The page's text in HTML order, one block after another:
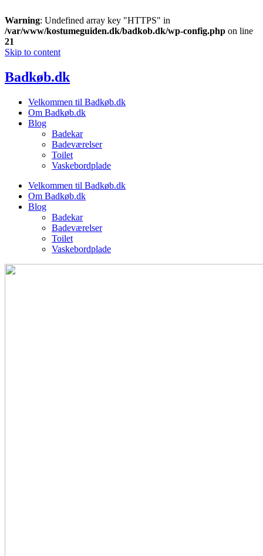
Warning: Undefined array key "HTTPS" in
/var/www/kostumeguiden.dk/badkob.dk/wp-config.php on line
21
Skip to content
Badkøb.dk
Velkommen til Badkøb.dk
Om Badkøb.dk
Blog
Badekar
Badeværelser
Toilet
Vaskebordplade
Velkommen til Badkøb.dk
Om Badkøb.dk
Blog
Badekar
Badeværelser
Toilet
Vaskebordplade